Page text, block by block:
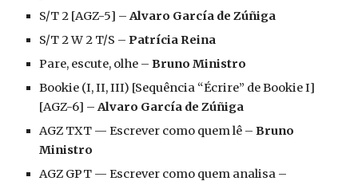
S/T 2 [AGZ-5] –Alvaro García de Zúñiga
S/T 2 W 2 T/S – Patrícia Reina
Pare, escute, olhe –Bruno Ministro
Bookie (I, II, III) [Sequência “Écrire” de Bookie I]
[AGZ-6] –Alvaro García de Zúñiga
AGZ TXT — Escrever como quem lê –Bruno
Ministro
AGZ GPT — Escrever como quem analisa –